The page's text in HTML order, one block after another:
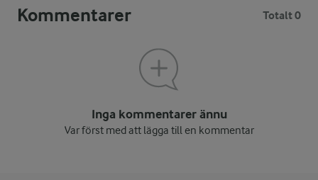
Kommentarer Totalt 0
Inga kommentarer ännu
Var först med att lägga till en kommentar